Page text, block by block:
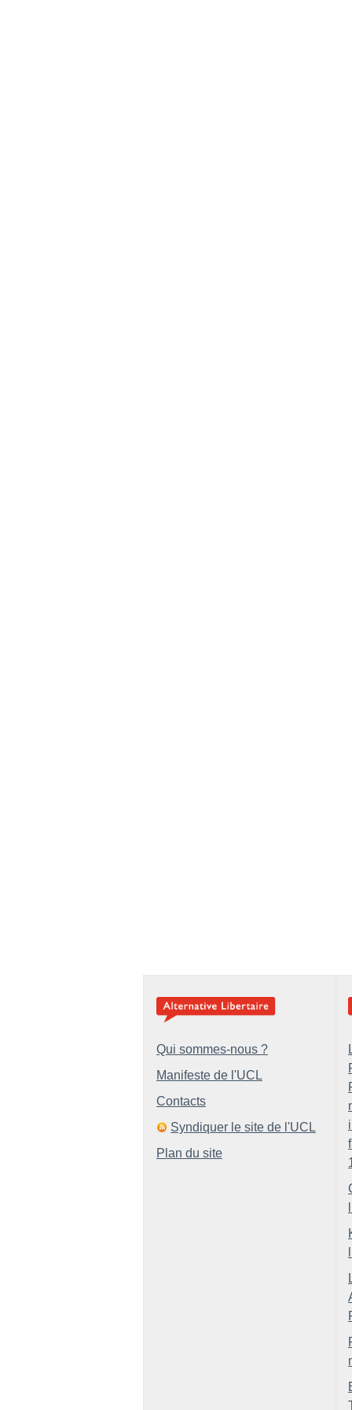
Qui sommes-nous ?
Manifeste de l'UCL
Contacts
Syndiquer le site de l'UCL
Plan du site